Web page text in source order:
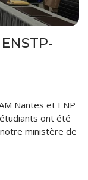
Nantes et ENP
ont été
ministère de